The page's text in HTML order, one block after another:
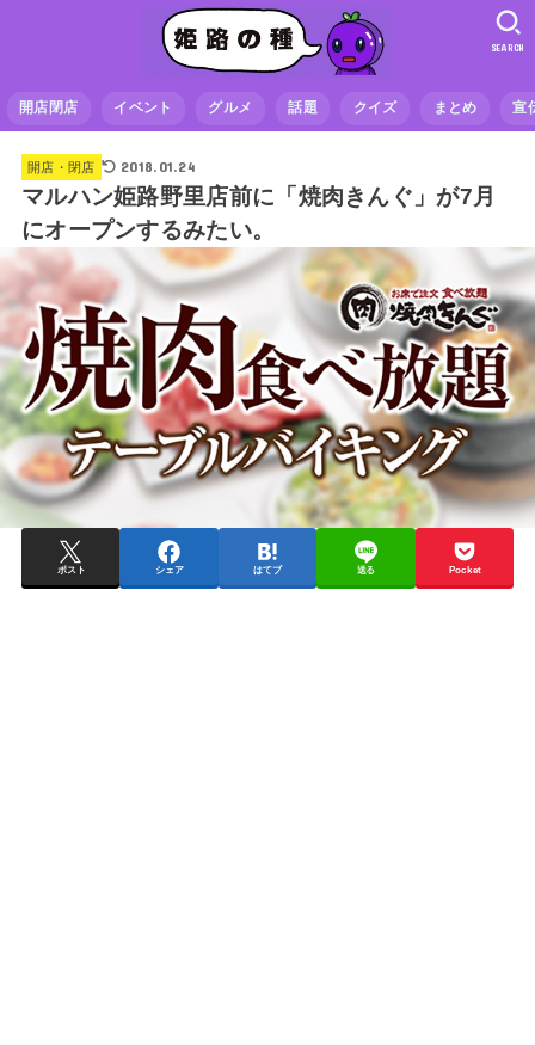
開店閉店 イベント グルメ 話題 クイズ まとめ 宣
SEARCH
開店・閉店 2018.01.24
マルハン姫路野里店前に「焼肉きんぐ」が7月
にオープンするみたい。
ポスト シェア はてブ 送る Pocket